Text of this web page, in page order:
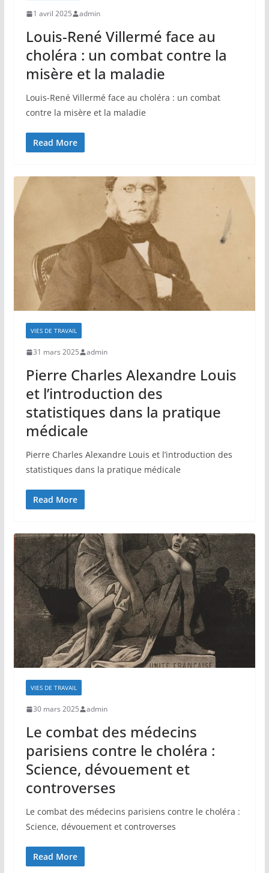
1 avril 2025 admin
Louis-René Villermé face au
choléra : un combat contre la
misère et la maladie
Louis-René Villermé face au choléra : un combat
contre la misère et la maladie
Read More
VIES DE TRAVAIL
31 mars 2025 admin
Pierre Charles Alexandre Louis
et l’introduction des
statistiques dans la pratique
médicale
Pierre Charles Alexandre Louis et l’introduction des
statistiques dans la pratique médicale
Read More
VIES DE TRAVAIL
30 mars 2025 admin
Le combat des médecins
parisiens contre le choléra :
Science, dévouement et
controverses
Le combat des médecins parisiens contre le choléra :
Science, dévouement et controverses
Read More